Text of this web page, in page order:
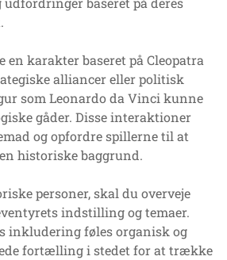
en karakter baseret på Cleopatra
alliancer eller politisk
som Leonardo da Vinci kunne
gåder. Disse interaktioner
og opfordre spillerne til at
historiske baggrund.
personer, skal du overveje
indstilling og temaer.
inkludering føles organisk og
fortælling i stedet for at trække